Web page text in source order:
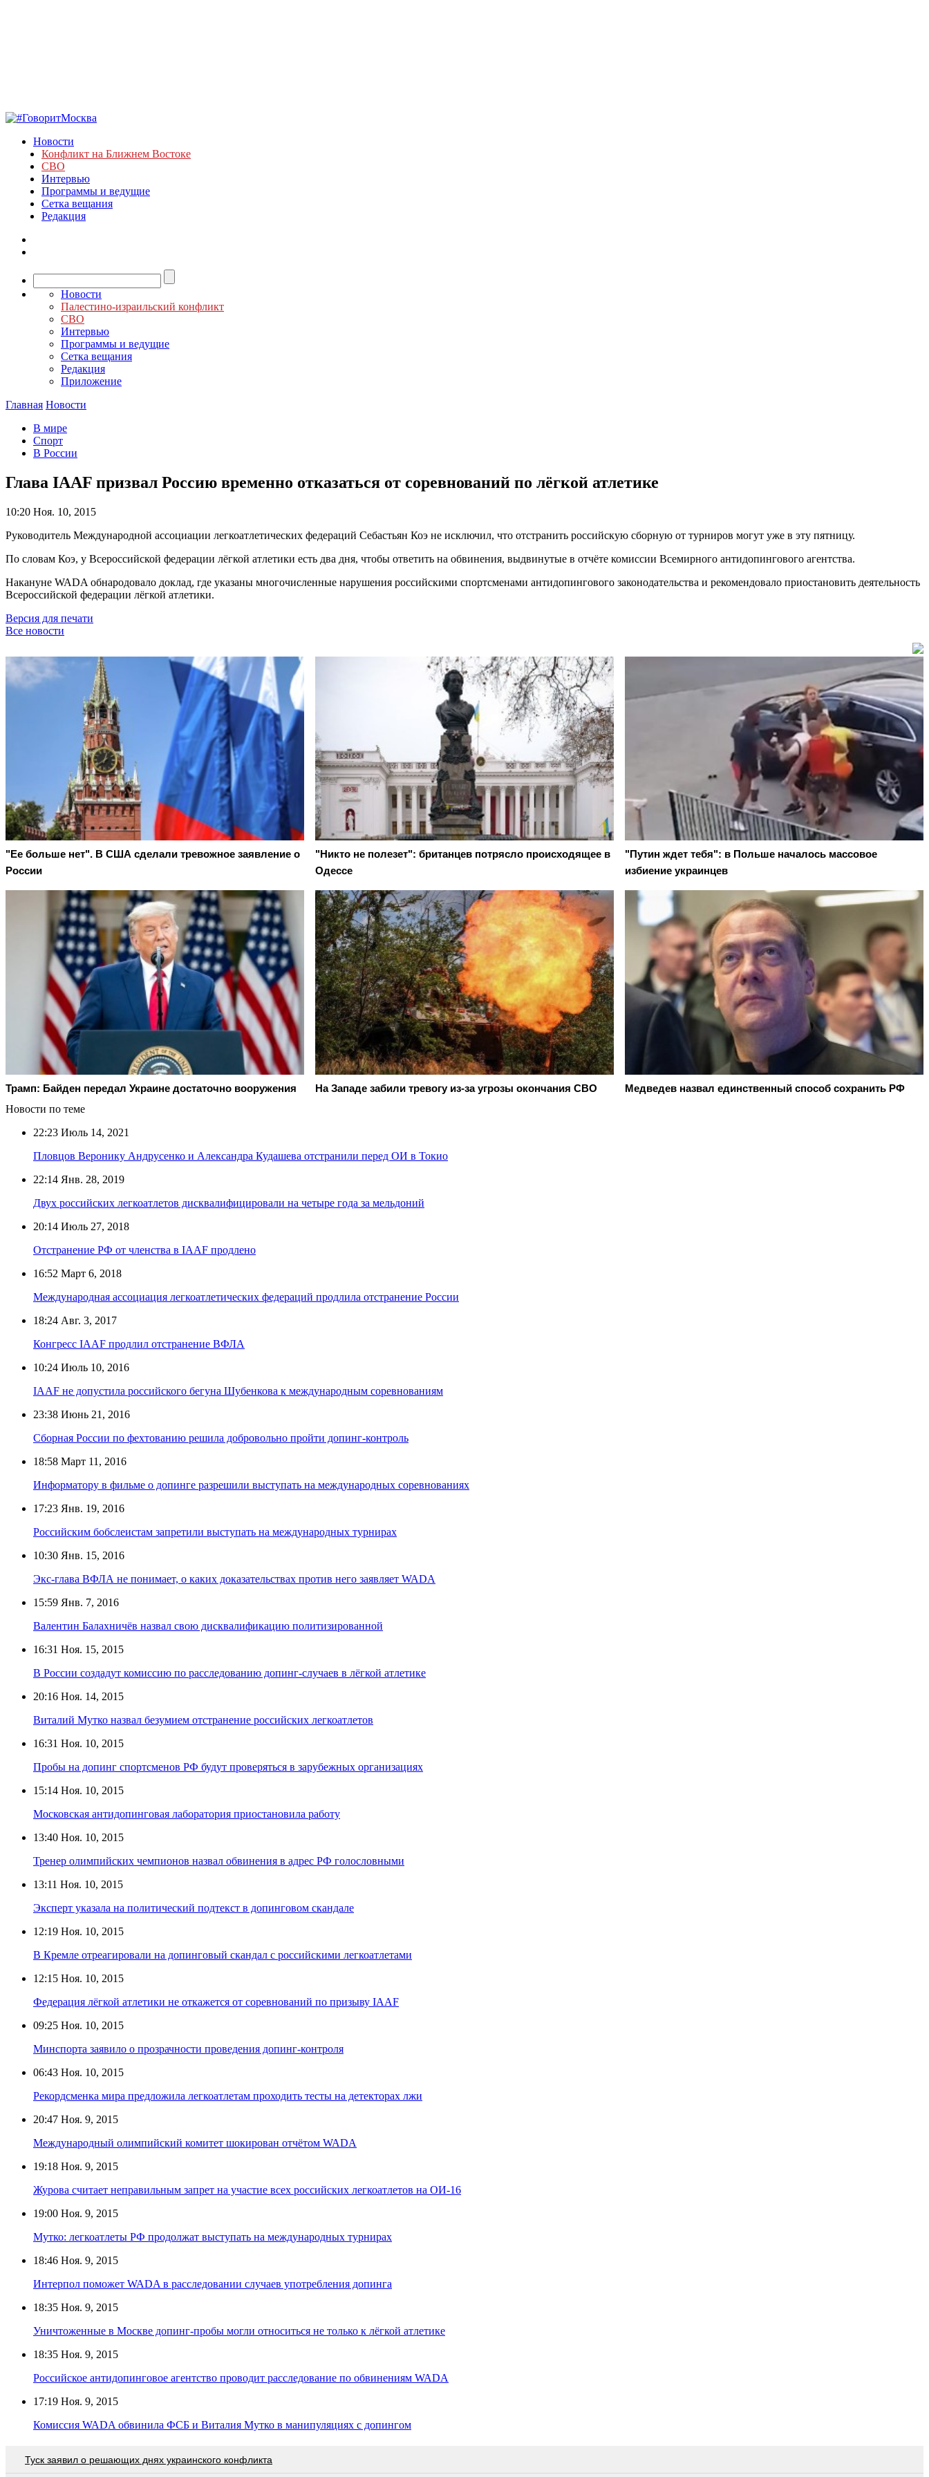
Новости
Конфликт на Ближнем Востоке
СВО
Интервью
Программы и ведущие
Сетка вещания
Редакция
Новости
Палестино-израильский конфликт
СВО
Интервью
Программы и ведущие
Сетка вещания
Редакция
Приложение
Главная Новости
В мире
Спорт
В России
Глава IAAF призвал Россию временно отказаться от соревнований по лёгкой атлетике
10:20 Ноя. 10, 2015
Руководитель Международной ассоциации легкоатлетических федераций Себастьян Коэ не исключил, что отстранить российскую сборную от турниров могут уже в эту пятницу.
По словам Коэ, у Всероссийской федерации лёгкой атлетики есть два дня, чтобы ответить на обвинения, выдвинутые в отчёте комиссии Всемирного антидопингового агентства.
Накануне WADA обнародовало доклад, где указаны многочисленные нарушения российскими спортсменами антидопингового законодательства и рекомендовало приостановить деятельность
Всероссийской федерации лёгкой атлетики.
Версия для печати
Все новости
"Ее больше нет". В США сделали тревожное заявление о
России
"Никто не полезет": британцев потрясло происходящее в
Одессе
"Путин ждет тебя": в Польше началось массовое
избиение украинцев
Трамп: Байден передал Украине достаточно вооружения На Западе забили тревогу из-за угрозы окончания СВО
Медведев назвал единственный способ сохранить РФ
Новости по теме
22:23 Июль 14, 2021
Пловцов Веронику Андрусенко и Александра Кудашева отстранили перед ОИ в Токио
22:14 Янв. 28, 2019
Двух российских легкоатлетов дисквалифицировали на четыре года за мельдоний
20:14 Июль 27, 2018
Отстранение РФ от членства в IAAF продлено
16:52 Март 6, 2018
Международная ассоциация легкоатлетических федераций продлила отстранение России
18:24 Авг. 3, 2017
Конгресс IAAF продлил отстранение ВФЛА
10:24 Июль 10, 2016
IAAF не допустила российского бегуна Шубенкова к международным соревнованиям
23:38 Июнь 21, 2016
Сборная России по фехтованию решила добровольно пройти допинг-контроль
18:58 Март 11, 2016
Информатору в фильме о допинге разрешили выступать на международных соревнованиях
17:23 Янв. 19, 2016
Российским бобслеистам запретили выступать на международных турнирах
10:30 Янв. 15, 2016
Экс-глава ВФЛА не понимает, о каких доказательствах против него заявляет WADA
15:59 Янв. 7, 2016
Валентин Балахничёв назвал свою дисквалификацию политизированной
16:31 Ноя. 15, 2015
В России создадут комиссию по расследованию допинг-случаев в лёгкой атлетике
20:16 Ноя. 14, 2015
Виталий Мутко назвал безумием отстранение российских легкоатлетов
16:31 Ноя. 10, 2015
Пробы на допинг спортсменов РФ будут проверяться в зарубежных организациях
15:14 Ноя. 10, 2015
Московская антидопинговая лаборатория приостановила работу
13:40 Ноя. 10, 2015
Тренер олимпийских чемпионов назвал обвинения в адрес РФ голословными
13:11 Ноя. 10, 2015
Эксперт указала на политический подтекст в допинговом скандале
12:19 Ноя. 10, 2015
В Кремле отреагировали на допинговый скандал с российскими легкоатлетами
12:15 Ноя. 10, 2015
Федерация лёгкой атлетики не откажется от соревнований по призыву IAAF
09:25 Ноя. 10, 2015
Минспорта заявило о прозрачности проведения допинг-контроля
06:43 Ноя. 10, 2015
Рекордсменка мира предложила легкоатлетам проходить тесты на детекторах лжи
20:47 Ноя. 9, 2015
Международный олимпийский комитет шокирован отчётом WADA
19:18 Ноя. 9, 2015
Журова считает неправильным запрет на участие всех российских легкоатлетов на ОИ-16
19:00 Ноя. 9, 2015
Мутко: легкоатлеты РФ продолжат выступать на международных турнирах
18:46 Ноя. 9, 2015
Интерпол поможет WADA в расследовании случаев употребления допинга
18:35 Ноя. 9, 2015
Уничтоженные в Москве допинг-пробы могли относиться не только к лёгкой атлетике
18:35 Ноя. 9, 2015
Российское антидопинговое агентство проводит расследование по обвинениям WADA
17:19 Ноя. 9, 2015
Комиссия WADA обвинила ФСБ и Виталия Мутко в манипуляциях с допингом
Туск заявил о решающих днях украинского конфликта